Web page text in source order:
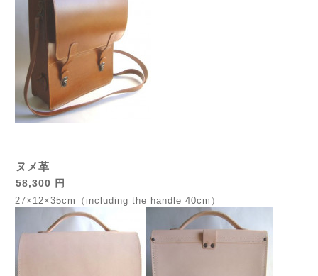
ヌメ革
58,300 円
27×12×35cm（including the handle 40cm）